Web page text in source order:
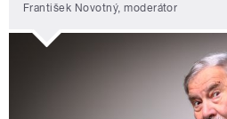
František Novotný, moderátor